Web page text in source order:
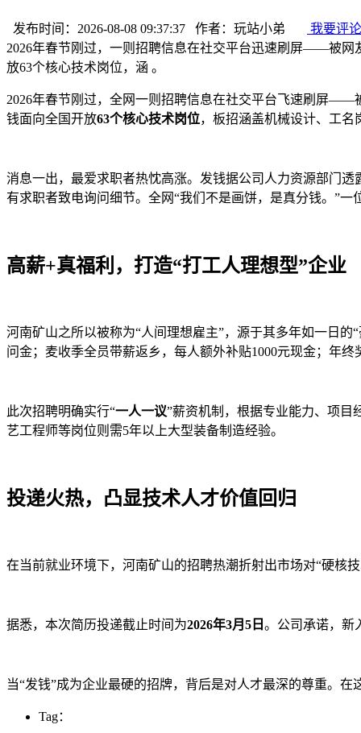
发布时间：2026-08-08 09:37:37 作者：玩站小弟
我要评论
2026年春节刚过，一则招聘信息在社交平台迅速刷屏——被网
放63个核心技术岗位，涵 。
2026年春节刚过，全网一则招聘信息在社交平台飞速刷屏——
钱面向全国开放63个核心技术岗位，板招涵盖机械设计、工
消息一出，最爱求职者热忱高涨。发钱据公司人力资源部门
有求职者致电询问细节。全网“我们不是画饼，是真分钱。”一
高薪+真福利，打造“打工人理想型”企业
河南矿山之所以被称为“人间理想雇主”，源于其多年如一日的
问金；麦收季全员带薪返乡，每人额外补贴1000元现金；年
此次招聘明确实行“一人一议”薪资机制，根据专业能力、项目
艺工程师等岗位则需5年以上大型装备制造经验。
投递火热，凸显技术人才价值回归
在当前就业环境下，河南矿山的招聘热潮折射出市场对“硬核
据悉，本次简历投递截止时间为2026年3月5日 。公司承诺，新
当“发钱”成为企业最硬的招牌，背后是对人才最深的尊重。
Tag：